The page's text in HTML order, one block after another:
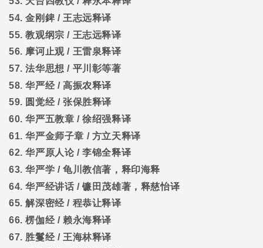
54.金刚錍 / 王志远释译
55.教观纲宗 / 王志远释译
56. 摩诃止观/ 王雷泉释译
57.法华思想 / 平川彰等著
58.华严经/高振农释译
59. 圆觉经/张保胜释译
60.华严五教章 /徐绍强释译
61.华严金师子章 / 方立天释译
62.华严原人论/李锦全释译
63.华严学 /龟川教信著，释印海释
64.华严经讲话 /镰田茂雄著，释慈怡译
65.解深密经/ 程恭让释译
66.楞伽经/ 赖永海释译
67. 胜鬘经/ 王海林释译